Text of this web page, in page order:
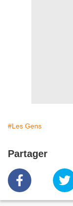
#Les Gens
Partager